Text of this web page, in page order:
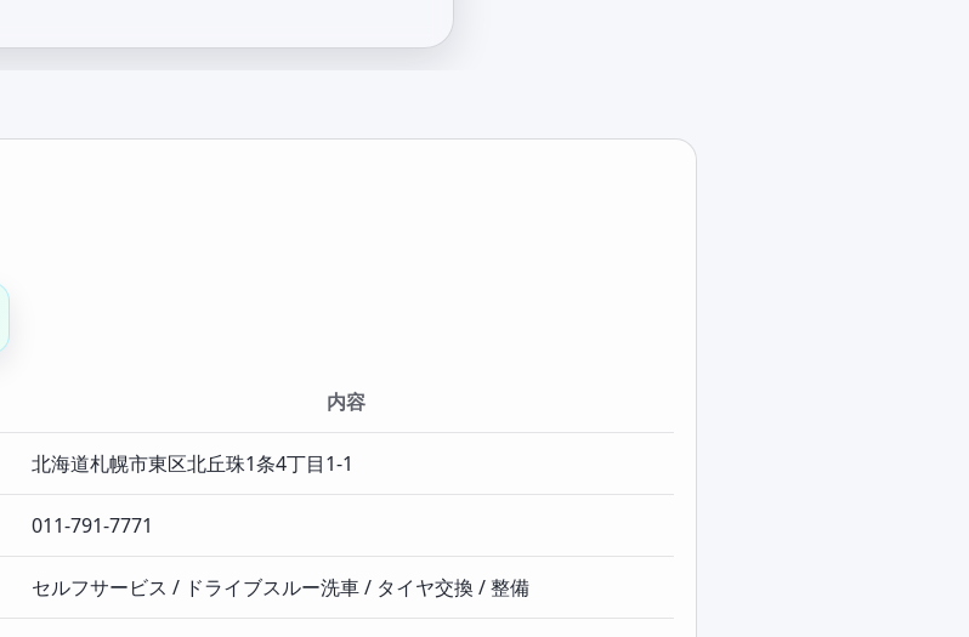
内容
北海道札幌市東区北丘珠1条4丁目1-1
011-791-7771
セルフサービス / ドライブスルー洗車 / タイヤ交換 / 整備